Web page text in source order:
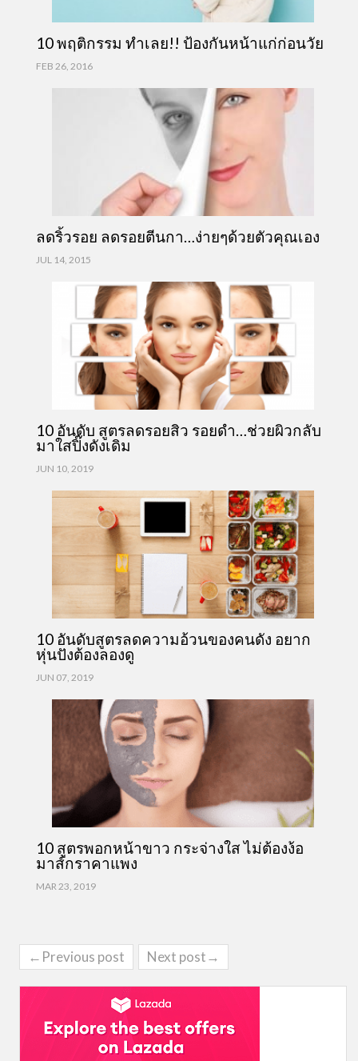
10 พฤติกรรม ทำเลย!! ป้องกันหน้าแก่ก่อนวัย
FEB 26, 2016
ลดริ้วรอย ลดรอยตีนกา…ง่ายๆด้วยตัวคุณเอง
JUL 14, 2015
10 อันดับ สูตรลดรอยสิว รอยดำ…ช่วยผิวกลับ
มาใสปิ๊งดังเดิม
JUN 10, 2019
10 อันดับสูตรลดความอ้วนของคนดัง อยาก
หุ่นปังต้องลองดู
JUN 07, 2019
10 สูตรพอกหน้าขาว กระจ่างใส ไม่ต้องง้อ
มาส์กราคาแพง
MAR 23, 2019
←Previous post Next post→